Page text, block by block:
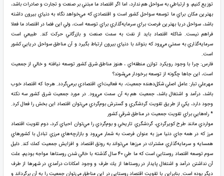
توزيع كنيم، و ارتباطي به سواحل هم ندارد، اما اگر اقتصاد ما مبتني بر صنعت و تجارت و صادرات باشد،
بهترين مكان براي ما توسعه سواحل كشور است و اقتصادي كه مي‌خواهد نگاه به دنياي بيرون داشته
باشد، سواحل دريا بهترين فرصت براي سرمايه‌گذاري براي توسعه است، ولي اين فضا در اقتصاد ما فعلا
فراهم نيست. شاكله اقتصاد بايد از نفت به سمت صنعت و بازرگاني حركت كند. طبيعي است
سرمايه‌گذاري به سمتي مي‌رود كه بتواند با دنياي بيرون ارتباط بگيرد و آن مناطق سواحل دريايي كشور
است.
فارس: چرا با وجود رويكرد توازن منطقه‌اي ، هنوز مناطق شرق كشور توسعه نيافته و خالي از جمعيت
است، اين جاها چگونه از توسعه برخودار مي‌شوند؟
مهرعلي تبار: عامل اصلي شكل‌دهنده جمعيت، به فعاليت‌اي اقتصادي برمي‌گردد. هرجا كه اقتصاد خوب
باشد، درآمد و اشتغال باشد، جمعيت هم به آن سمت مي‌رود. در مورد جمعيت شرق كشور سه نكته
وجود دارد، يكي از طريق تقويت گردشگري و گسترش بوم‌گردي مي‌توان اقتصاد اين بخش را فعال كرد.
* راه‌هايي براي تقويت جمعيت در مناطق شرقي كشور
مواردي مانند طرح كويرگردي، گردشگري تاريخي و بوم‌گردي را مي‌توان احياي كرد، دوم تقويت اقتصاد
مرز كه در همه جاي دنيا مرز به عنوان فرصت به شمار مي‌رود و بازارچه‌هاي مرزي تبادل با كشورهاي
همسايه و سرمايه‌گذاري مشترك در مرزها مي‌تواند به رونق اقتصاد و افزايش جمعيت كمك كند. دليل
سوم توسعه اقتصاد روستايي است كه ما طي ۴۰ سال گذشته با خالي شدن روستاها مواجه بوديم، علت
آن نداشتن درآمد و اشتغال پايدار در روستاها از يك طرف و وجود امكانات درآمدي در شهرها از طرف
ديگر بوده است. بنابراين با تقويت اقتصاد روستايي در اين مناطق مي‌توان جمعيت را به آن برگرداند و